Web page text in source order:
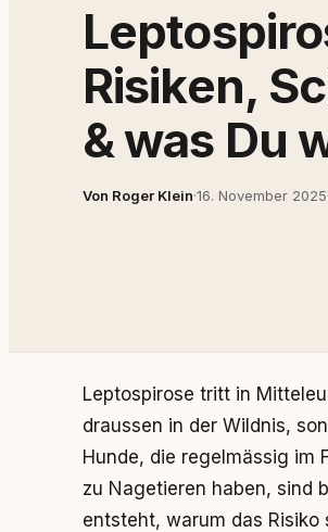
Risiken,
& was Du
Von Roger Klein·16. November 2025
Leptospirose tritt in
draussen in der Wildnis,
Hunde, die regelmässig im
zu Nagetieren haben, sind
entsteht, warum das